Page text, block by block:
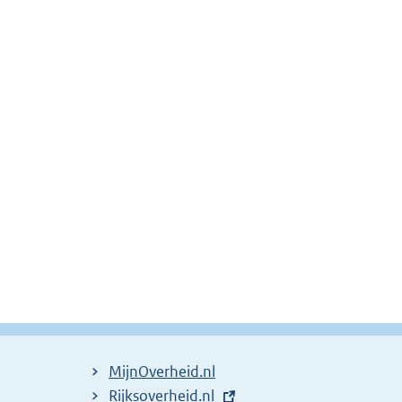
MijnOverheid.nl
E
Rijksoverheid.nl